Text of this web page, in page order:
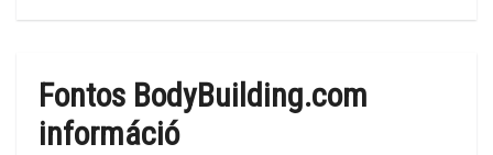
Fontos BodyBuilding.com
információ